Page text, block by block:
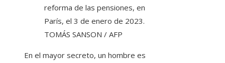
reforma de las pensiones, en
París, el 3 de enero de 2023.
TOMÁS SANSON / AFP
En el mayor secreto, un hombre es